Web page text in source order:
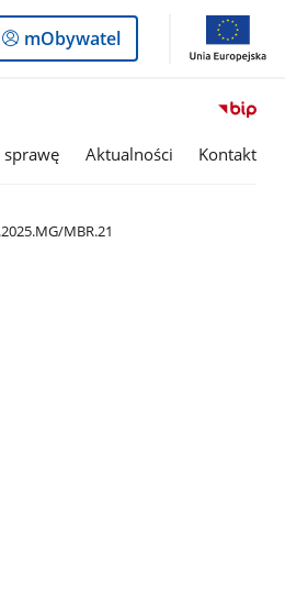
Logowanie
do
mObywatel
sprawę Aktualności Kontakt
MBR.21